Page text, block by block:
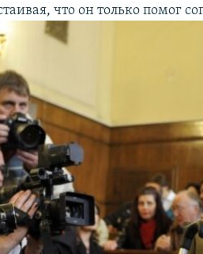
что он только помог